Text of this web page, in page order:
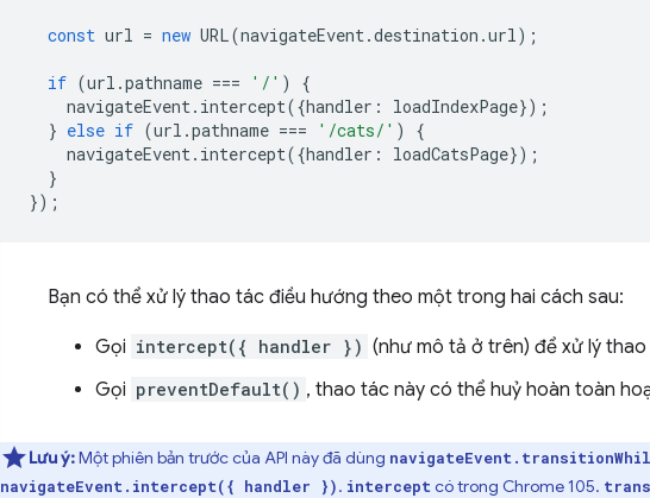
const url = new URL(navigateEvent.destination .url);
if (url .pathname === '/' )
{
navigateEvent. intercept({handler : loadIndexPage});
} else if (url .pathname === '/cats/' )
{
navigateEvent. intercept({handler : loadCatsPage});
}
});
Bạn có thể xử lý thao tác điều hướng theo một trong hai cách sau:
Gọi intercept({ handler }) (như mô tả ở trên) để xử lý
Gọi preventDefault() , thao tác này có thể huỷ hoàn toàn
Lưu ý:Một phiên bản trước của API này đã dùng
navigateEvent.intercept({ handler }). intercept có trong Chrome 105.